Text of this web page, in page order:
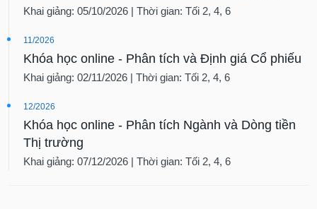
Khai giảng: 05/10/2026 | Thời gian: Tối 2, 4, 6
11/2026
Khóa học online - Phân tích và Định giá Cổ phiếu
Khai giảng: 02/11/2026 | Thời gian: Tối 2, 4, 6
12/2026
Khóa học online - Phân tích Ngành và Dòng tiền
Thị trường
Khai giảng: 07/12/2026 | Thời gian: Tối 2, 4, 6